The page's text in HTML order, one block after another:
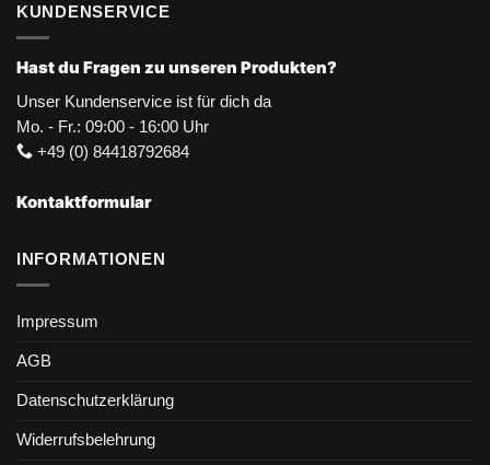
KUNDENSERVICE
Hast du Fragen zu unseren Produkten?
Unser Kundenservice ist für dich da
Mo. - Fr.: 09:00 - 16:00 Uhr
+49 (0) 84418792684
Kontaktformular
INFORMATIONEN
Impressum
AGB
Datenschutzerklärung
Widerrufsbelehrung